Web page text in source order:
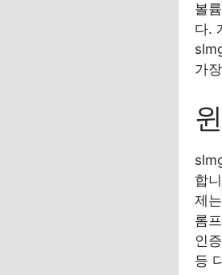
볼
다.
가
합
제
롬
인
등